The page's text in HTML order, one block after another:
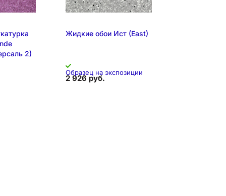
2)
Образец на экспозиции
Жидкие обои Иcт (East)
2 926 руб.